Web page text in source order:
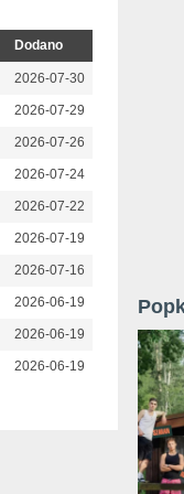
Dodano
2026-07-30
2026-07-29
2026-07-26
2026-07-24
2026-07-22
2026-07-19
2026-07-16
2026-06-19
2026-06-19
2026-06-19